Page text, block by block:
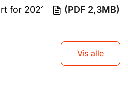
for 2021 (PDF 2,3MB)
Vis alle